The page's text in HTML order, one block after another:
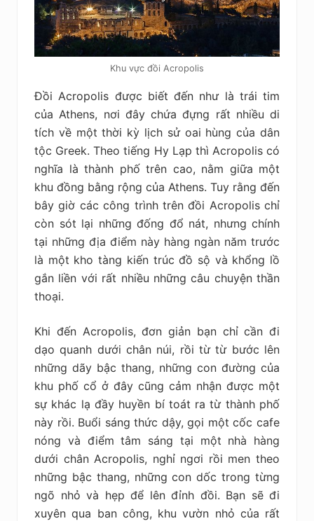
Khu vực đồi Acropolis
Đồi Acropolis được biết đến như là trái tim
của Athens, nơi đây chứa đựng rất nhiều di
tích về một thời kỳ lịch sử oai hùng của dân
tộc Greek. Theo tiếng Hy Lạp thì Acropolis có
nghĩa là thành phố trên cao, nằm giữa một
khu đồng bằng rộng của Athens. Tuy rằng đến
bây giờ các công trình trên đồi Acropolis chỉ
còn sót lại những đống đổ nát, nhưng chính
tại những địa điểm này hàng ngàn năm trước
là một kho tàng kiến trúc đồ sộ và khổng lồ
gắn liền với rất nhiều những câu chuyện thần
thoại.
Khi đến Acropolis, đơn giản bạn chỉ cần đi
dạo quanh dưới chân núi, rồi từ từ bước lên
những dãy bậc thang, những con đường của
khu phố cổ ở đây cũng cảm nhận được một
sự khác lạ đầy huyền bí toát ra từ thành phố
này rồi. Buổi sáng thức dậy, gọi một cốc cafe
nóng và điểm tâm sáng tại một nhà hàng
dưới chân Acropolis, nghỉ ngơi rồi men theo
những bậc thang, những con dốc trong từng
ngõ nhỏ và hẹp để lên đỉnh đồi. Bạn sẽ đi
xuyên qua ban công, khu vườn nhỏ của rất